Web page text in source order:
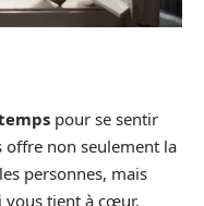
pour se sentir
offre non seulement la
personnes, mais
vous tient à cœur.